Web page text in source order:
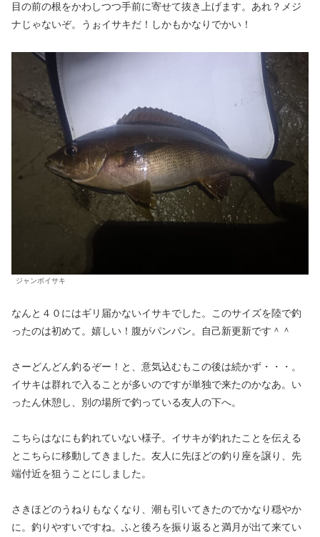
目の前の根をかわしつつ手前に寄せて抜き上げます。あれ？メジ
ナじゃないぞ。うぉイサキだ！しかもかなりでかい！
ジャンボイサキ
なんと４０にはギリ届かないイサキでした。このサイズを陸で釣
ったのは初めて。嬉しい！腹がパンパン。自己新更新です＾＾
さーどんどん釣るぞー！と、意気込むもこの後は続かず・・・。
イサキは群れで入ることが多いのですが単独で来たのかなあ。い
ったん休憩し、別の場所で釣っている友人の下へ。
こちらはなにも釣れていない様子。イサキが釣れたことを伝える
とこちらに移動してきました。友人に先ほどの釣り座を譲り、先
端付近を狙うことにしました。
さきほどのうねりもなくなり、潮も引いてきたのでかなり穏やか
に。釣りやすいですね。ふと後ろを振り返ると満月が出て来てい